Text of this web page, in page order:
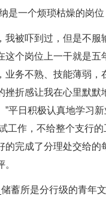
是一个烦琐枯燥的岗
我被吓到过，但是不服
这个岗位上一干就是五
业务不熟、技能薄弱，
挫折感让我在心里默默
”平日积极认真地学习新
工作，不给整个支行
的完成了分理处交给的
蓄所是分行级的青年